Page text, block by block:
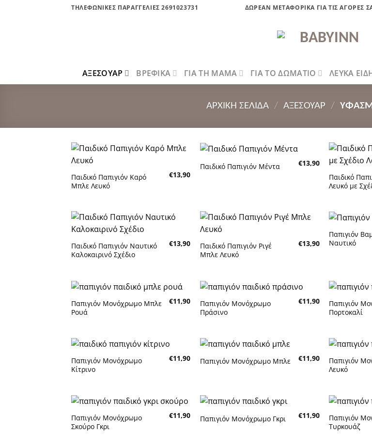
ΤΗΛΕΦΩΝΙΚΕΣ ΠΑΡΑΓΓΕΛΙΕΣ 2691023731 ΔΩΡΕΑΝ ΜΕΤΑΦΟΡΙΚΑ ΓΙΑ ΤΙΣ ΑΓΟΡΕΣ
ΑΞΕΣΟΥΑΡ ΒΡΕΦΙΚΑ ΓΙΑ ΤΗ ΜΑΜΑ ΓΙΑ ΤΟ ΔΩΜΑΤΙΟ ΛΕΥΚΑ
ΑΡΧΙΚΉ ΣΕΛΊΔΑ / ΑΞΕΣΟΥΑΡ /
στην λίστα
Παιδικό Παπιγιόν Καρό
Μπλε Λευκό
€13,90
Παιδικό Παπιγιόν Μέντα €13,90
Παιδικό
Λευκό με
στην λίστα
Παιδικό Παπιγιόν Ναυτικό
Καλοκαιρινό Σχέδιο
€13,90
στην λίστα
Παιδικό Παπιγιόν Ριγέ
Μπλε Λευκό
€13,90
Παπιγιόν
Ναυτικό
Πρόσθήκη
Παπιγιόν Μονόχρωμο Μπλε
Ρουά
€11,90
Παπιγιόν Μονόχρωμο
Πράσινο
€11,90
Παπιγιόν
Πορτοκαλί
Παπιγιόν Μονόχρωμο
Κίτρινο
€11,90
Πρόσθήκη
Παπιγιόν Μονόχρωμο Μπλε €11,90
Παπιγιόν
Λευκό
Παπιγιόν Μονόχρωμο
Σκούρο Γκρι
€11,90
Πρόσθήκη
Παπιγιόν Μονόχρωμο Γκρι €11,90
Παπιγιόν
Τυρκουάζ